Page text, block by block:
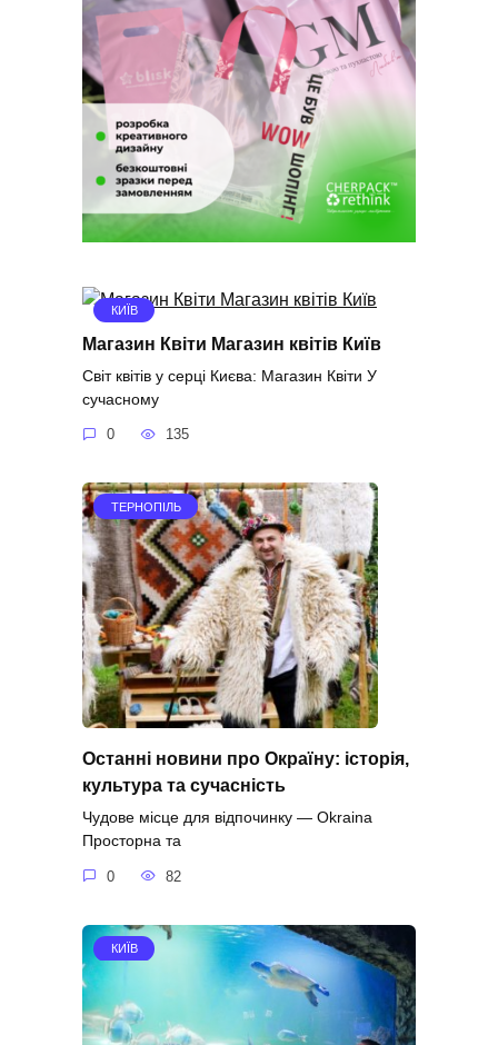
КИЇВ
Магазин Квіти Магазин квітів Київ
Світ квітів у серці Києва: Магазин Квіти У
сучасному
0 135
ТЕРНОПІЛЬ
Останні новини про Окраїну: історія,
культура та сучасність
Чудове місце для відпочинку — Okraina
Просторна та
0 82
КИЇВ